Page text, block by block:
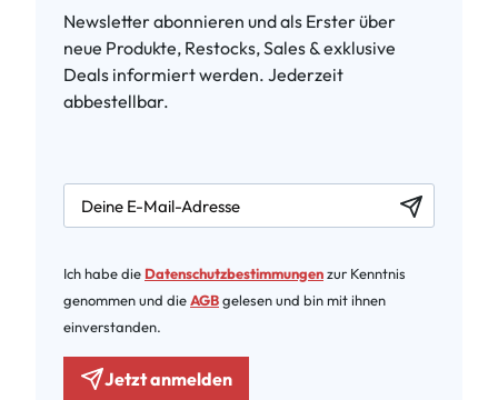
Newsletter abonnieren und als Erster über
neue Produkte, Restocks, Sales & exklusive
Deals informiert werden. Jederzeit
abbestellbar.
newsletter.labelEmail
Ich habe die Datenschutzbestimmungenzur Kenntnis
genommen und dieAGBgelesen und bin mit ihnen
einverstanden.
Jetzt anmelden